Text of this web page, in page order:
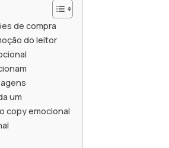
de compra
do leitor
um
copy emocional